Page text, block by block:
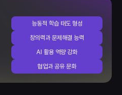
능동적 학습 태도 형성
창의력과 문제해결 능력
AI 활용 역량 강화
협업과 공유 문화